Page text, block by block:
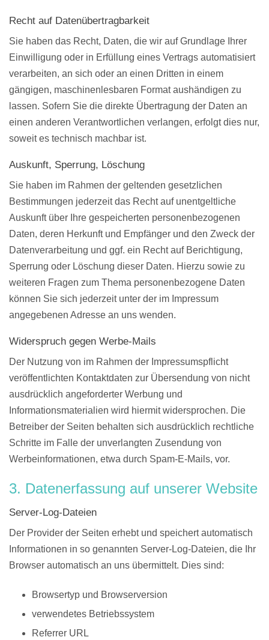
Recht auf Datenübertragbarkeit
Sie haben das Recht, Daten, die wir auf Grundlage Ihrer
Einwilligung oder in Erfüllung eines Vertrags automatisiert
verarbeiten, an sich oder an einen Dritten in einem
gängigen, maschinenlesbaren Format aushändigen zu
lassen. Sofern Sie die direkte Übertragung der Daten an
einen anderen Verantwortlichen verlangen, erfolgt dies nur,
soweit es technisch machbar ist.
Auskunft, Sperrung, Löschung
Sie haben im Rahmen der geltenden gesetzlichen
Bestimmungen jederzeit das Recht auf unentgeltliche
Auskunft über Ihre gespeicherten personenbezogenen
Daten, deren Herkunft und Empfänger und den Zweck der
Datenverarbeitung und ggf. ein Recht auf Berichtigung,
Sperrung oder Löschung dieser Daten. Hierzu sowie zu
weiteren Fragen zum Thema personenbezogene Daten
können Sie sich jederzeit unter der im Impressum
angegebenen Adresse an uns wenden.
Widerspruch gegen Werbe-Mails
Der Nutzung von im Rahmen der Impressumspflicht
veröffentlichten Kontaktdaten zur Übersendung von nicht
ausdrücklich angeforderter Werbung und
Informationsmaterialien wird hiermit widersprochen. Die
Betreiber der Seiten behalten sich ausdrücklich rechtliche
Schritte im Falle der unverlangten Zusendung von
Werbeinformationen, etwa durch Spam-E-Mails, vor.
3. Datenerfassung auf unserer Website
Server-Log-Dateien
Der Provider der Seiten erhebt und speichert automatisch
Informationen in so genannten Server-Log-Dateien, die Ihr
Browser automatisch an uns übermittelt. Dies sind:
Browsertyp und Browserversion
verwendetes Betriebssystem
Referrer URL